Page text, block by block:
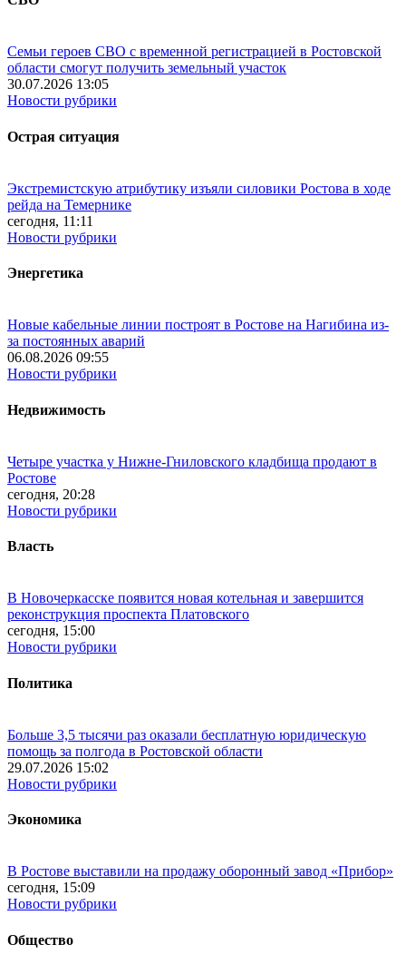
Семьи героев СВО с временной регистрацией в Ростовской
области смогут получить земельный участок
30.07.2026 13:05
Новости рубрики
Острая ситуация
Экстремистскую атрибутику изъяли силовики Ростова в ходе
рейда на Темернике
сегодня, 11:11
Новости рубрики
Энергетика
Новые кабельные линии построят в Ростове на Нагибина из-
за постоянных аварий
06.08.2026 09:55
Новости рубрики
Недвижимость
Четыре участка у Нижне-Гниловского кладбища продают в
Ростове
сегодня, 20:28
Новости рубрики
Власть
В Новочеркасске появится новая котельная и завершится
реконструкция проспекта Платовского
сегодня, 15:00
Новости рубрики
Политика
Больше 3,5 тысячи раз оказали бесплатную юридическую
помощь за полгода в Ростовской области
29.07.2026 15:02
Новости рубрики
Экономика
В Ростове выставили на продажу оборонный завод «Прибор»
сегодня, 15:09
Новости рубрики
Общество